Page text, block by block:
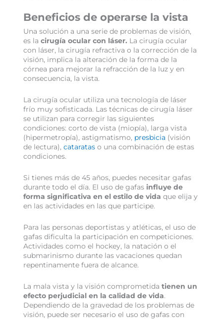
Beneficios de operarse la vista
Una solución a una serie de problemas de visión,
es la cirugía ocular con láser. La cirugía ocular
con láser, la cirugía refractiva o la corrección de la
visión, implica la alteración de la forma de la
córnea para mejorar la refracción de la luz y en
consecuencia, la vista.
La cirugía ocular utiliza una tecnología de láser
frío muy sofisticada. Las técnicas de cirugía láser
se utilizan para corregir las siguientes
condiciones: corto de vista (miopía), larga vista
(hipermetropía), astigmatismo, presbicia (visión
de lectura),cataratas o una combinación de estas
condiciones.
Si tienes más de 45 años, puedes necesitar gafas
durante todo el día. El uso de gafas influye de
forma significativa en el estilo de vida que elija y
en las actividades en las que participe.
Para las personas deportistas y atléticas, el uso de
gafas dificulta la participación en competiciones.
Actividades como el hockey, la natación o el
submarinismo durante las vacaciones quedan
repentinamente fuera de alcance.
La mala vista y la visión comprometidatienen un
efecto perjudicial en la calidad de vida.
Dependiendo de la gravedad de los problemas de
visión, puede ser necesario el uso de gafas con